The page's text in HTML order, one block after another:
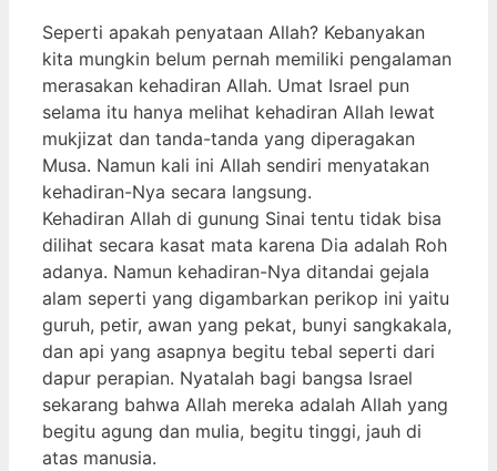
Seperti apakah penyataan Allah? Kebanyakan
kita mungkin belum pernah memiliki pengalaman
merasakan kehadiran Allah. Umat Israel pun
selama itu hanya melihat kehadiran Allah lewat
mukjizat dan tanda-tanda yang diperagakan
Musa. Namun kali ini Allah sendiri menyatakan
kehadiran-Nya secara langsung.
Kehadiran Allah di gunung Sinai tentu tidak bisa
dilihat secara kasat mata karena Dia adalah Roh
adanya. Namun kehadiran-Nya ditandai gejala
alam seperti yang digambarkan perikop ini yaitu
guruh, petir, awan yang pekat, bunyi sangkakala,
dan api yang asapnya begitu tebal seperti dari
dapur perapian. Nyatalah bagi bangsa Israel
sekarang bahwa Allah mereka adalah Allah yang
begitu agung dan mulia, begitu tinggi, jauh di
atas manusia.